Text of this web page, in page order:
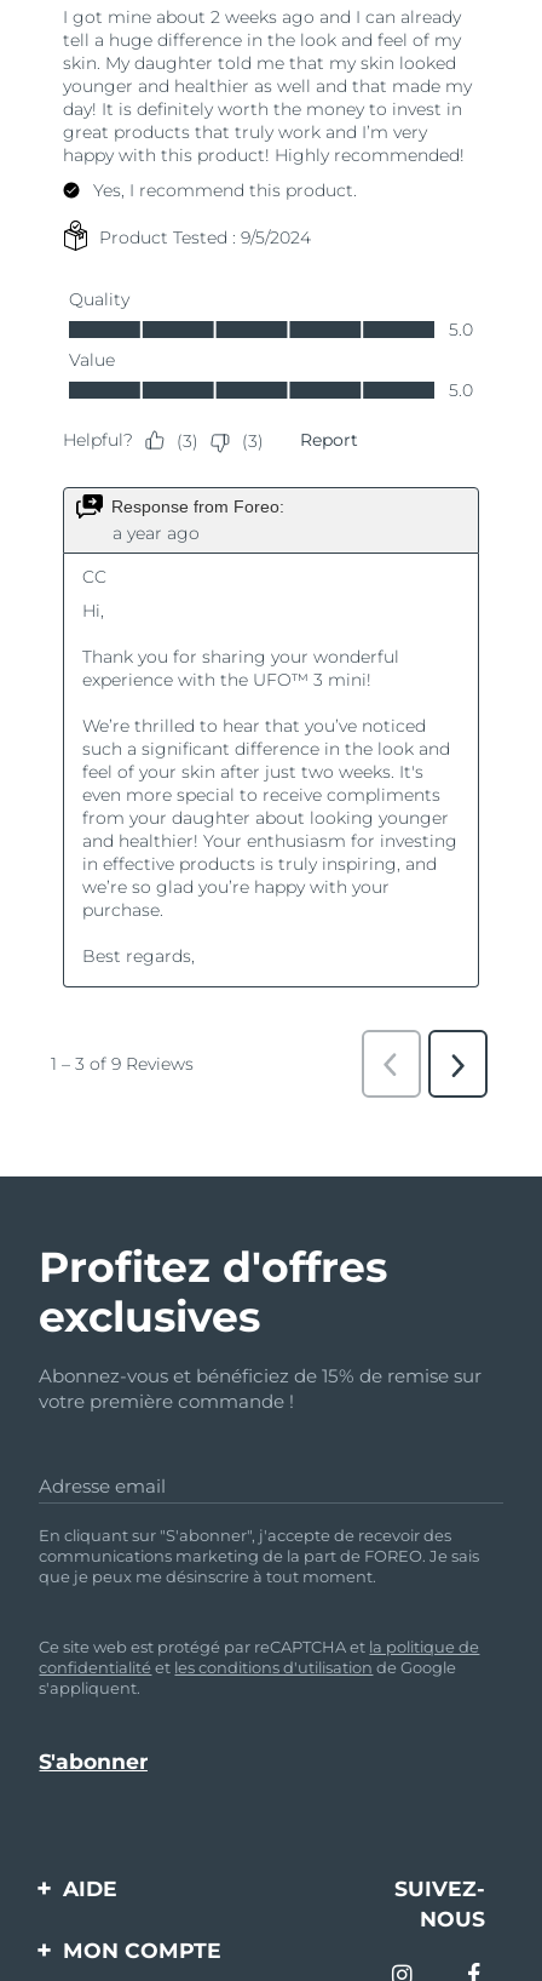
Profitez d'offres
exclusives
Abonnez-vous et bénéficiez de 15% de remise sur
votre première commande !
Adresse email
En cliquant sur "S'abonner", j'accepte de recevoir des
communications marketing de la part de FOREO. Je sais
que je peux me désinscrire à tout moment.
Ce site web est protégé par reCAPTCHA et la politique de
confidentialité et les conditions d'utilisation de Google
s'appliquent.
AIDE
Contactez-nous
SUIVEZ-
NOUS
MON COMPTE